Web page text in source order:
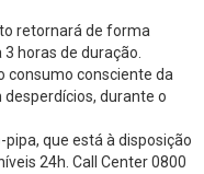
retornará de forma
horas de duração.
consumo consciente da
durante o
que está à disposição
24h. Call Center 0800